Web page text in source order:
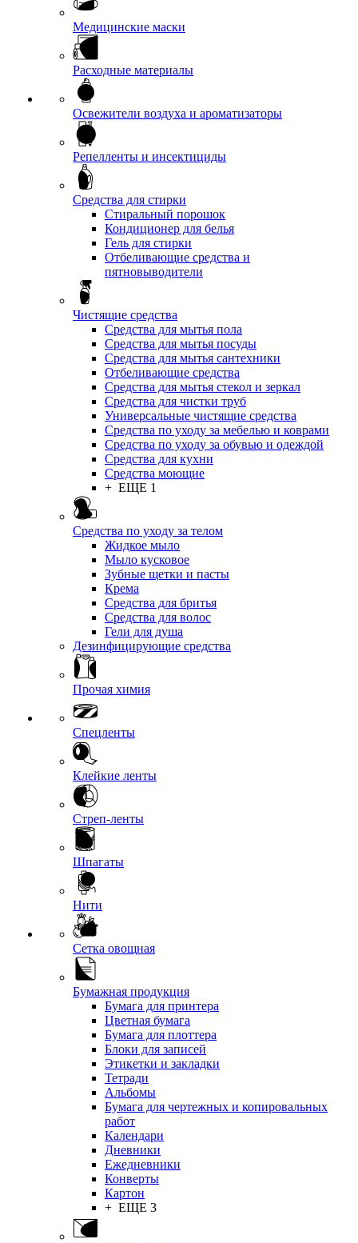
Медицинские маски
Расходные материалы
Освежители воздуха и ароматизаторы
Репелленты и инсектициды
Средства для стирки
Стиральный порошок
Кондиционер для белья
Гель для стирки
Отбеливающие средства и
пятновыводители
Чистящие средства
Средства для мытья пола
Средства для мытья посуды
Средства для мытья сантехники
Отбеливающие средства
Средства для мытья стекол и зеркал
Средства для чистки труб
Универсальные чистящие средства
Средства по уходу за мебелью и коврами
Средства по уходу за обувью и одеждой
Средства для кухни
Средства моющие
+ ЕЩЕ 1
Средства по уходу за телом
Жидкое мыло
Мыло кусковое
Зубные щетки и пасты
Крема
Средства для бритья
Средства для волос
Гели для душа
Дезинфицирующие средства
Прочая химия
Спецленты
Клейкие ленты
Стреп-ленты
Шпагаты
Нити
Сетка овощная
Бумажная продукция
Бумага для принтера
Цветная бумага
Бумага для плоттера
Блоки для записей
Этикетки и закладки
Тетради
Альбомы
Бумага для чертежных и копировальных
работ
Календари
Дневники
Ежедневники
Конверты
Картон
+ ЕЩЕ 3